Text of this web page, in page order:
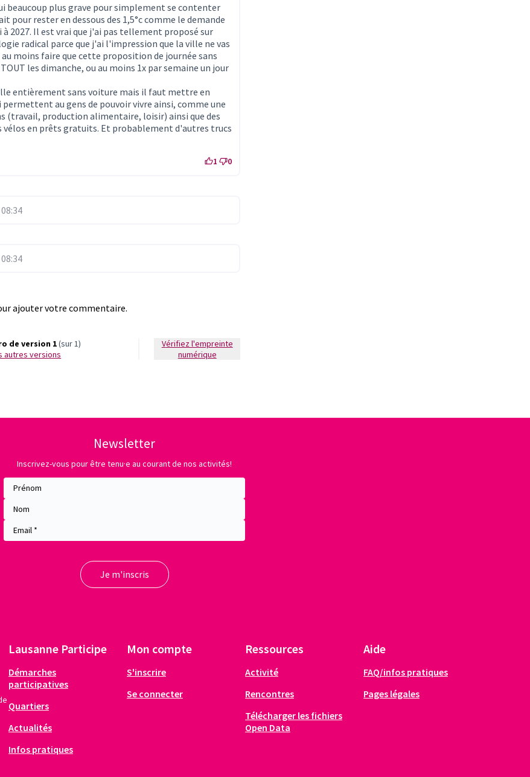
beaucoup plus grave pour simplement se contenter
pour rester en dessous des 1,5°c comme le demande
à 2027. Il est vrai que j'ai pas tellement proposé sur
radical parce que j'ai l'impression que la ville ne vas
moins faire que cette proposition de journée sans
les dimanche, ou au moins 1x par semaine un jour
entièrement sans voiture mais il faut mettre en
permettent au gens de pouvoir vivre ainsi, comme une
(travail, production alimentaire, loisir) ainsi que des
en prêts gratuits. Et probablement d'autres trucs
1 0
ajouter votre commentaire.
de version 1(sur 1)
autres versions
Vérifiez l'empreinte
numérique
Newsletter
Inscrivez-vous pour être tenu·e au courant de nos activités!
Lausanne Participe
Démarches
participatives
Quartiers
Actualités
Infos pratiques
Mon compte
S'inscrire
Se connecter
Ressources
Activité
Rencontres
Télécharger les fichiers
Open Data
Aide
FAQ/infos pratiques
Pages légales